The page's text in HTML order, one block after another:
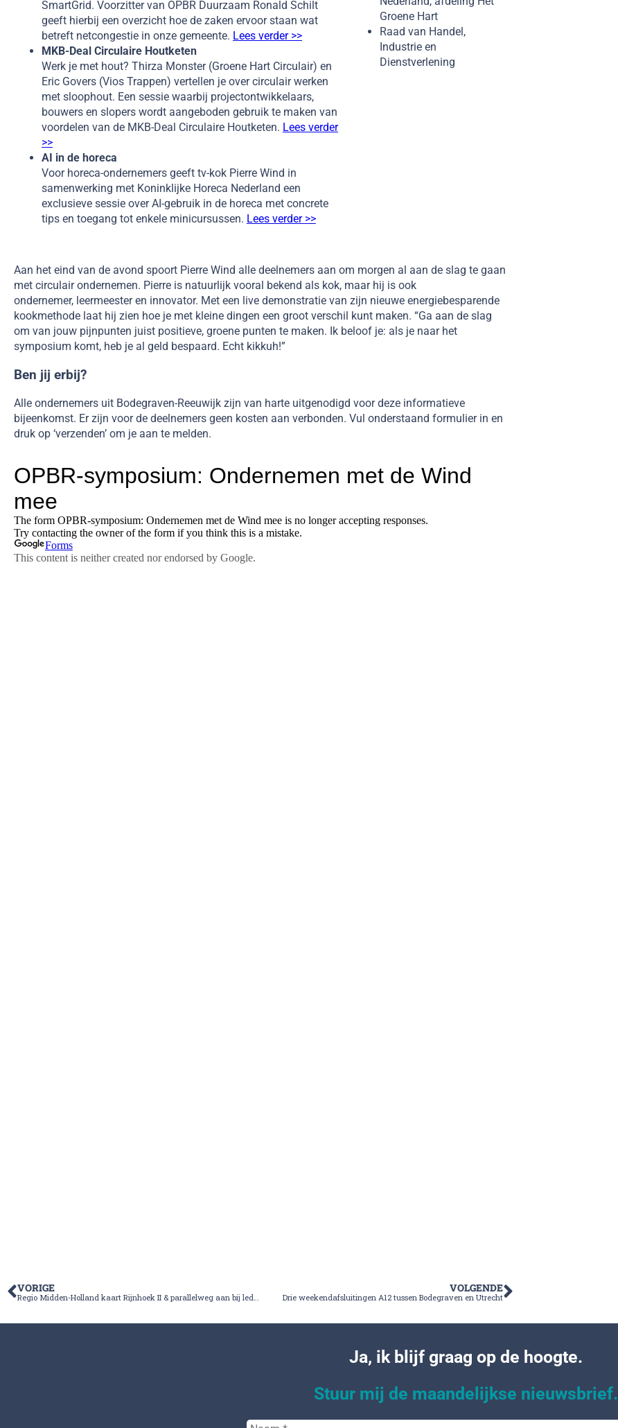
SmartGrid. Voorzitter van OPBR Duurzaam Ronald Schilt
geeft hierbij een overzicht hoe de zaken ervoor staan wat
betreft netcongestie in onze gemeente. Lees verder >>
MKB-Deal Circulaire Houtketen
Werk je met hout? Thirza Monster (Groene Hart Circulair) en
Eric Govers (Vios Trappen) vertellen je over circulair werken
met sloophout. Een sessie waarbij project­ontwikkelaars,
bouwers en slopers wordt aangeboden gebruik te maken van
voordelen van de MKB-Deal Circulaire Houtketen. Lees verder
>>
AI in de horeca
Voor horeca-ondernemers geeft tv-kok Pierre Wind in
samenwerking met Koninklijke Horeca Nederland een
exclusieve sessie over AI-gebruik in de horeca met concrete
tips en toegang tot enkele minicursussen. Lees verder >>
Groene Hart
Raad van Handel,
Industrie en
Dienstverlening
Aan het eind van de avond spoort Pierre Wind alle deelnemers aan om morgen al aan de slag te gaan
met circulair ondernemen. Pierre is natuurlijk vooral bekend als kok, maar hij is ook
ondernemer, leermeester en innovator. Met een live demonstratie van zijn nieuwe energiebesparende
kookmethode laat hij zien hoe je met kleine dingen een groot verschil kunt maken. “Ga aan de slag
om van jouw pijnpunten juist positieve, groene punten te maken. Ik beloof je: als je naar het
symposium komt, heb je al geld bespaard. Echt kikkuh!”
Ben jij erbij?
Alle ondernemers uit Bodegraven-Reeuwijk zijn van harte uitgenodigd voor deze informatieve
bijeenkomst. Er zijn voor de deelnemers geen kosten aan verbonden. Vul onderstaand formulier in en
druk op ‘verzenden’ om je aan te melden.
VORIGE VOLGENDE
Drie weekendafsluitingen A12 tussen Bodegraven en Utrecht
Ja, ik blijf graag op de hoogte.
Stuur mij de maandelijkse nieuwsbrief.